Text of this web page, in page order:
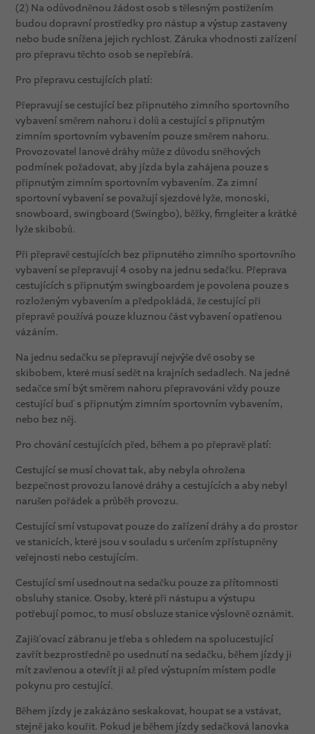
(2) Na odůvodněnou žádost osob s tělesným postižením
budou dopravní prostředky pro nástup a výstup zastaveny
nebo bude snížena jejich rychlost. Záruka vhodnosti zařízení
pro přepravu těchto osob se nepřebírá.
Pro přepravu cestujících platí:
Přepravují se cestující bez připnutého zimního sportovního
vybavení směrem nahoru i dolů a cestující s připnutým
zimním sportovním vybavením pouze směrem nahoru.
Provozovatel lanové dráhy může z důvodu sněhových
podmínek požadovat, aby jízda byla zahájena pouze s
připnutým zimním sportovním vybavením. Za zimní
sportovní vybavení se považují sjezdové lyže, monoski,
snowboard, swingboard (Swingbo), běžky, firngleiter a krátké
lyže skibobů.
Při přepravě cestujících bez připnutého zimního sportovního
vybavení se přepravují 4 osoby na jednu sedačku. Přeprava
cestujících s připnutým swingboardem je povolena pouze s
rozloženým vybavením a předpokládá, že cestující při
přepravě používá pouze kluznou část vybavení opatřenou
vázáním.
Na jednu sedačku se přepravují nejvýše dvě osoby se
skibobem, které musí sedět na krajních sedadlech. Na jedné
sedačce smí být směrem nahoru přepravováni vždy pouze
cestující buď s připnutým zimním sportovním vybavením,
nebo bez něj.
Pro chování cestujících před, během a po přepravě platí:
Cestující se musí chovat tak, aby nebyla ohrožena
bezpečnost provozu lanové dráhy a cestujících a aby nebyl
narušen pořádek a průběh provozu.
Cestující smí vstupovat pouze do zařízení dráhy a do prostor
ve stanicích, které jsou v souladu s určením zpřístupněny
veřejnosti nebo cestujícím.
Cestující smí usednout na sedačku pouze za přítomnosti
obsluhy stanice. Osoby, které při nástupu a výstupu
potřebují pomoc, to musí obsluze stanice výslovně oznámit.
Zajišťovací zábranu je třeba s ohledem na spolucestující
zavřít bezprostředně po usednutí na sedačku, během jízdy ji
mít zavřenou a otevřít ji až před výstupním místem podle
pokynu pro cestující.
Během jízdy je zakázáno seskakovat, houpat se a vstávat,
stejně jako kouřit. Pokud je během jízdy sedačková lanovka